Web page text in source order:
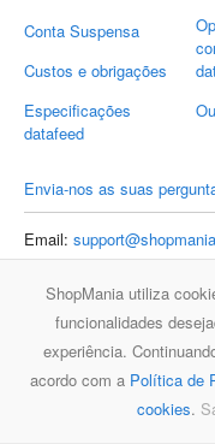
Conta Suspensa
Custos e obrigações
Especificações
datafeed
Envia-nos as suas
Email:
ShopMania FAQ
ShopMania utiliza
funcionalidades
experiência.
acordo com a Política de
cookies.